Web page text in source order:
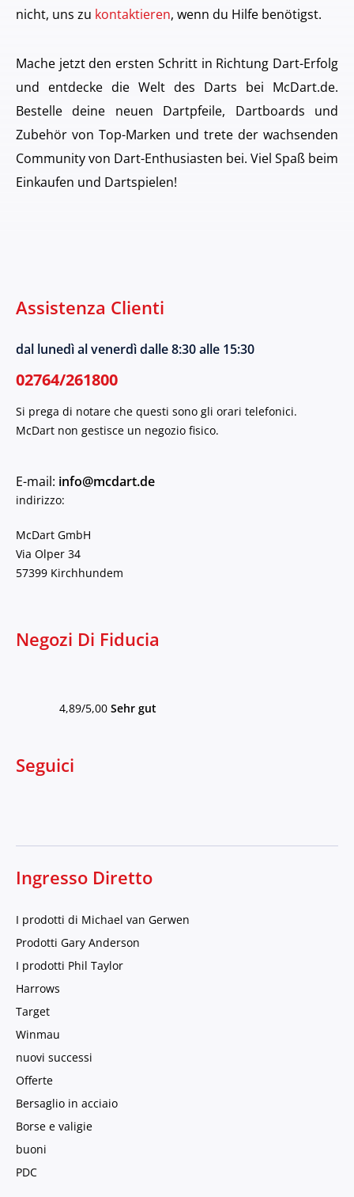
nicht, uns zu kontaktieren, wenn du Hilfe benötigst.
Mache jetzt den ersten Schritt in Richtung Dart-Erfolg
und entdecke die Welt des Darts bei McDart.de.
Bestelle deine neuen Dartpfeile, Dartboards und
Zubehör von Top-Marken und trete der wachsenden
Community von Dart-Enthusiasten bei. Viel Spaß beim
Einkaufen und Dartspielen!
Assistenza Clienti
dal lunedì al venerdì dalle 8:30 alle 15:30
02764/261800
Si prega di notare che questi sono gli orari telefonici.
McDart non gestisce un negozio fisico.
E-mail: info@mcdart.de
indirizzo:
McDart GmbH
Via Olper 34
57399 Kirchhundem
Negozi Di Fiducia
4,89/5,00 Sehr gut
Seguici
Ingresso Diretto
I prodotti di Michael van Gerwen
Prodotti Gary Anderson
I prodotti Phil Taylor
Harrows
Target
Winmau
nuovi successi
Offerte
Bersaglio in acciaio
Borse e valigie
buoni
PDC